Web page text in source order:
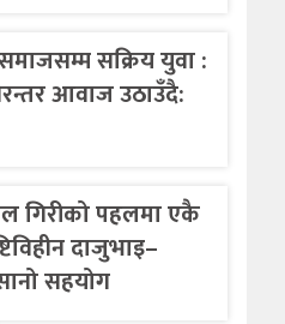
सक्रिय युवा :
आवाज उठाउँदै:
गिरीको पहलमा एकै
दाजुभाइ–
सहयोग